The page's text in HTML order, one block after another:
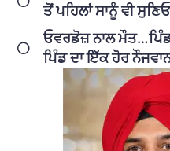
ਤੋਂ ਪਹਿਲਾਂ ਸਾਨੂੰ ਵੀ
ਓਵਰਡੋਜ਼ ਨਾਲ ਮੌਤ…ਪਿੰਡ
ਪਿੰਡ ਦਾ ਇੱਕ ਹੋਰ